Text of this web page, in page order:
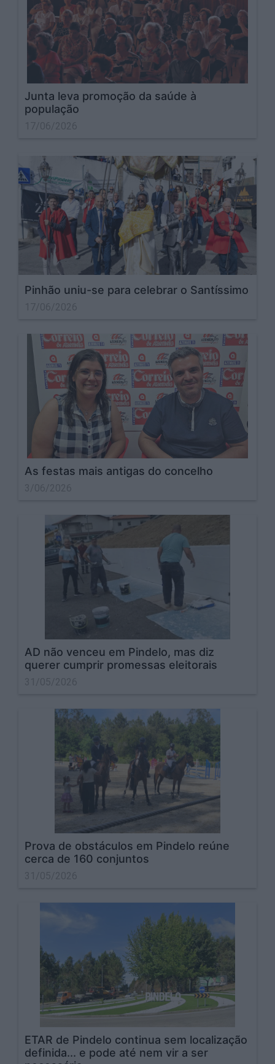
Junta leva promoção da saúde à
população
Pinhão uniu-se para celebrar o Santíssimo
As festas mais antigas do concelho
AD não venceu em Pindelo, mas diz
querer cumprir promessas eleitorais
Prova de obstáculos em Pindelo reúne
cerca de 160 conjuntos
ETAR de Pindelo continua sem localização
definida... e pode até nem vir a ser